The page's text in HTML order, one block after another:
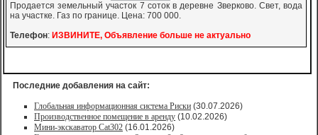
Продается земельный участок 7 соток в деревне Зверково. Свет, вода
на участке. Газ по границе. Цена: 700 000.
Телефон: ИЗВИНИТЕ, Объявление больше не актуально
Последние добавления на сайт:
Глобальная информационная система Риски (30.07.2026)
Производственное помещение в аренду (10.02.2026)
Мини-экскаватор Cat302 (16.01.2026)